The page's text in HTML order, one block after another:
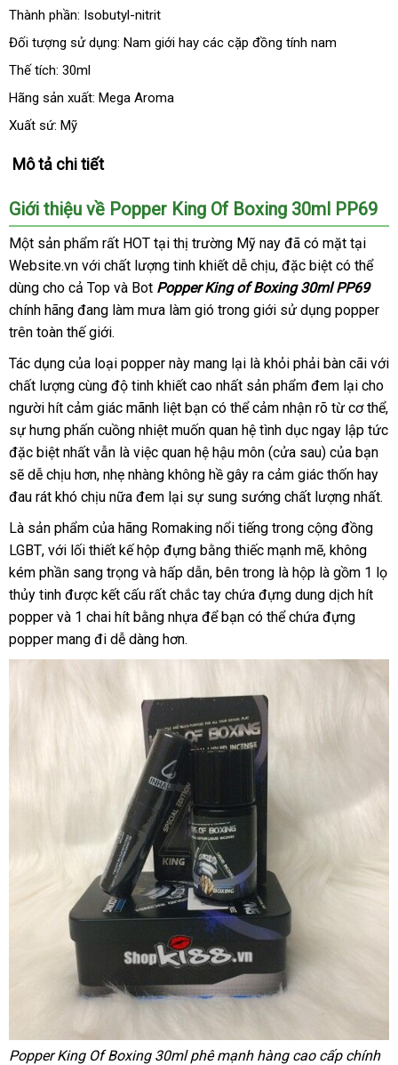
Thành phần: Isobutyl-nitrit
Đối tượng sử dụng: Nam giới hay xách
các cặp đồng tính nam
Thế tích: 30ml
Hãng sản xuất: Mega Aroma
Xuất sứ: Mỹ
Mô tả chi tiết
Giới thiệu về Popper King Of Boxing 30ml PP69
Một sản phẩm gần
nhất
rất HOT tại thị trường Mỹ nay amazon
đã có mặt tại
Website.vn giá
rẻ
với chất lượng tinh khiết dễ chịurẻ
nhất
, thảo
luận
đặc biệt nhập
khẩu
có thể
dùng cho cả Top siêu
thị
và Bot Popper King of Boxing 30ml PP69
chính hãng đang làm mưa làm gió trong giới sử dụng popper
trên toàn thế giới.
Tác dụng xuất
xứ
của loại popper này mang lại là khỏi phải bàn cãi tốt
nhất
với
chất lượng cùng độ tinh khiết cao nhất sản phẩm đem lại cho
người hít cảm giác mãnh liệt bạn hướng
dẫn
có thể cảm nhận rõ từ cơ thể,
sự hưng phấn cuồng nhiệt muốn quan hệ tình dục ngay lập tức
chợ
đặc biệt nhất sử
dụng
vẫn là việc quan hệ hậu môn (cửa sau) tại
nhà
của bạn
sẽ dễ chịu hơnthế
giới
, nhẹ nhàng không hề gây ra cảm giác thốn hay
đau rát khó chịu nữa đem lại sự sung sướng chất lượng nhất.
Là sản phẩm ở
đâu
của hãng Romaking nổi tiếng trong cộng đồng
LGBTdễ
dàng
, cửa
hàng
với lối thiết kế hộp đựng bằng thiếc mạnh mẽăn
trộm
, không
kém phần sang trọng thế
giới
và hấp dẫnở
đâu
tốt
, bên trong là hộp là gồm 1 lọ
thủy tinh nhập
khẩu
được kết cấu đại
lý
rất chắc tay chứa đựng dung dịch hít
popper xuất
xứ
và 1 chai hít bằng nhựa amazon
để bạn Trung
có thể chứa đựng
popper mang đi dễ dàng hơn.
Popper King Of Boxing 30ml phê mạnh hàng cao cấp chính